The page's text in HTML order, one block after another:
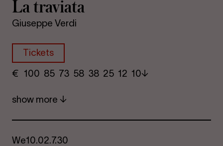
La travi­ata
Giuseppe Verdi
Tickets
€ ​ 100 85 73​ 58 38 25​ 12 10
show more
We10.02.7.30